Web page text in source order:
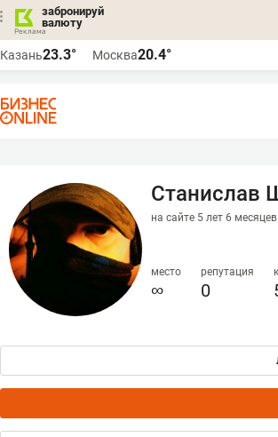
забронируй
валюту
Казань23.3° Москва20.4°
Станислав
на сайте 5 лет 6 месяцев
место
∞
репутация
0